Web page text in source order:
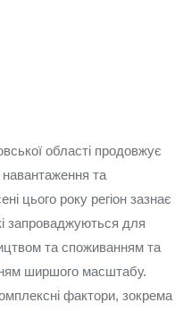
області продовжує
та
цього року регіон зазнає
запроваджуються для
та споживанням та
ширшого масштабу.
фактори, зокрема